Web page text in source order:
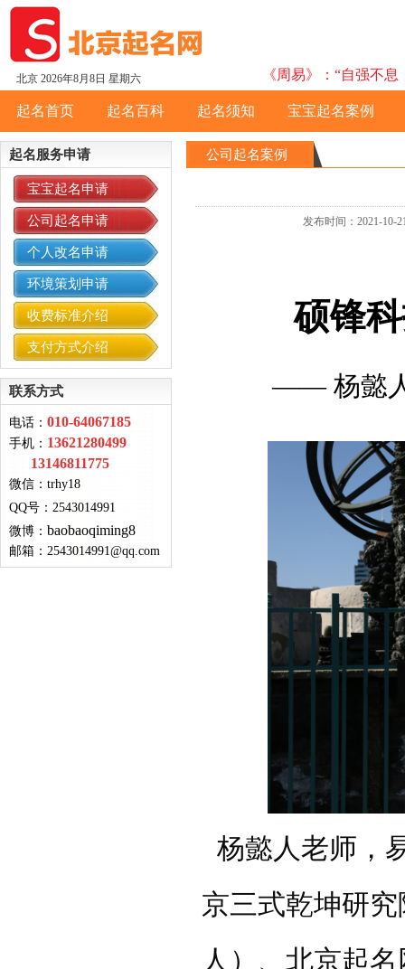
北京 2026年8月8日 星期六 《周易》：“自强不
起名首页 起名百科 起名须知 宝宝起名案例
起名服务申请
宝宝起名申请
公司起名申请
个人改名申请
环境策划申请
收费标准介绍
支付方式介绍
联系方式
电话： 010-64067185
手机： 13621280499
13146811775
微信： trhy18
QQ号 ： 2543014991
微博： baobaoqiming8
邮箱： 2543014991@qq.com
公司起名案例
发布时间：2021-
硕锋
—— 杨懿
杨懿人老师，
京三式乾坤研
人）、北京起